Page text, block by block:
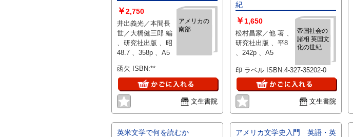
アメリカの
南部
￥2,750
井出義光／本間長
世／大橋健三郎 編
、研究社出版 、昭
48.7 、358p 、A5
函欠 ISBN:**
文生書院
紀
帝国社会の
諸相 英国文
化の世紀
￥ 1,650
松村昌家／他 著 、
研究社出版 、平8
、242p 、A5
印 ラベル ISBN:4-327-35202-0
文生書院
英米文学で何を読むか
アメリカ文学史入門 英語・英